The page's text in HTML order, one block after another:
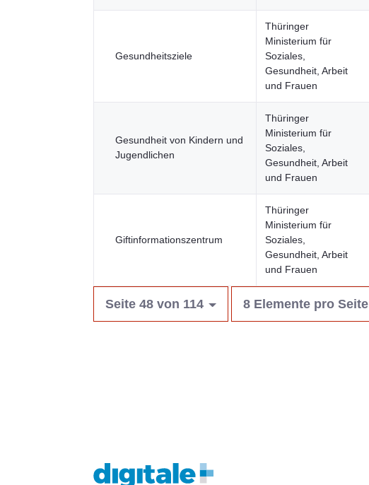
Gesundheitsziele
Thüringer
Ministerium für
Soziales,
Gesundheit, Arbeit
und Frauen
Gesundheit von Kindern und
Jugendlichen
Thüringer
Ministerium für
Soziales,
Gesundheit, Arbeit
und Frauen
Giftinformationszentrum
Thüringer
Ministerium für
Soziales,
Gesundheit, Arbeit
und Frauen
Seite 48 von 114 8 Elemente pro Seite